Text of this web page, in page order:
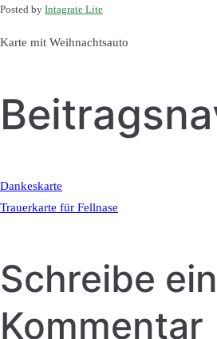
Posted by Intagrate Lite
Karte mit Weihnachtsauto
Dankeskarte
Trauerkarte für Fellnase
Schreibe
Kommentar